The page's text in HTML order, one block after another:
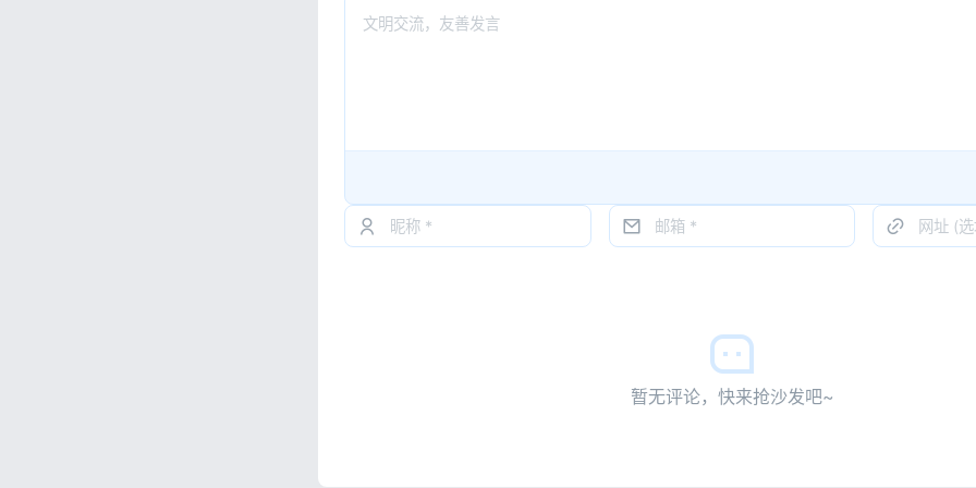
暂无评论，快来抢沙发吧~